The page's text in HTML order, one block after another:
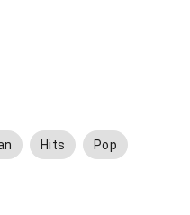
Hits Pop